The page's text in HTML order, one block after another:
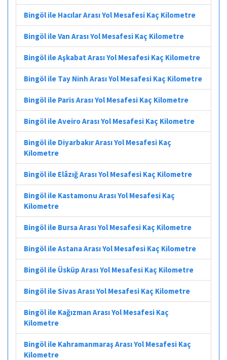
Bingöl ile Hacılar Arası Yol Mesafesi Kaç Kilometre
Bingöl ile Van Arası Yol Mesafesi Kaç Kilometre
Bingöl ile Aşkabat Arası Yol Mesafesi Kaç Kilometre
Bingöl ile Tay Ninh Arası Yol Mesafesi Kaç Kilometre
Bingöl ile Paris Arası Yol Mesafesi Kaç Kilometre
Bingöl ile Aveiro Arası Yol Mesafesi Kaç Kilometre
Bingöl ile Diyarbakır Arası Yol Mesafesi Kaç
Kilometre
Bingöl ile Elâzığ Arası Yol Mesafesi Kaç Kilometre
Bingöl ile Kastamonu Arası Yol Mesafesi Kaç
Kilometre
Bingöl ile Bursa Arası Yol Mesafesi Kaç Kilometre
Bingöl ile Astana Arası Yol Mesafesi Kaç Kilometre
Bingöl ile Üsküp Arası Yol Mesafesi Kaç Kilometre
Bingöl ile Sivas Arası Yol Mesafesi Kaç Kilometre
Bingöl ile Kağızman Arası Yol Mesafesi Kaç
Kilometre
Bingöl ile Kahramanmaraş Arası Yol Mesafesi Kaç
Kilometre